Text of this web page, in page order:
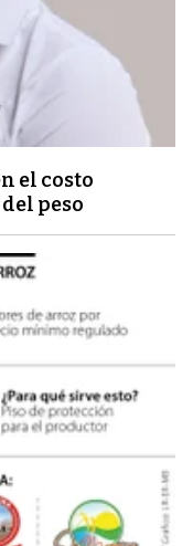
el costo
peso